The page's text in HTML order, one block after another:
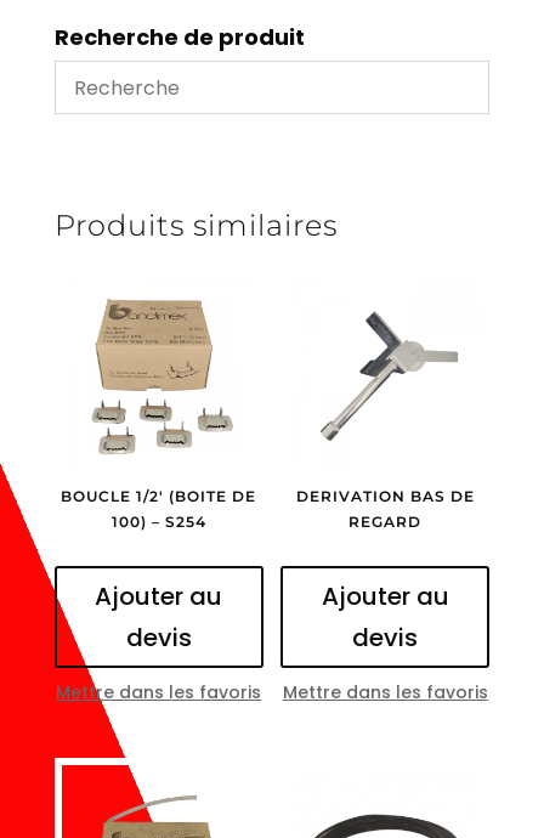
7m15
Recherche de produit
Produits similaires
BOUCLE 1/2′ (BOITE DE
100) – S254
Ajouter au
devis
Mettre dans les favoris
DERIVATION BAS DE
REGARD
Ajouter au
devis
Mettre dans les favoris